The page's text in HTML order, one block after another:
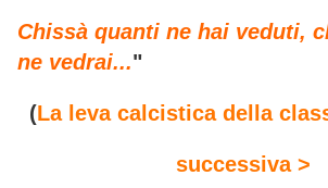
Chissà quanti ne hai veduti,
ne vedrai..."
(La leva calcistica della
successiva >